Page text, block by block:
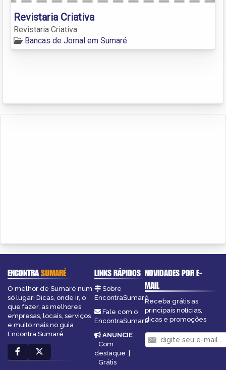
Revistaria Criativa
Revistaria Criativa
Bancas de Jornal em Sumaré
ENCONTRASUMARÉ
O melhor de Sumaré num
só lugar! Dicas, onde ir, o
que fazer, as melhores
empresas, locais, serviços
e muito mais no guia
Encontra Sumaré.
LINKS RÁPIDOS
Sobre
EncontraSumaré
Fale com o
EncontraSumaré
ANUNCIE:
Com
destaque |
Grátis
NOVIDADES POR E-
MAIL
Receba grátis as
principais notícias,
dicas e promoções